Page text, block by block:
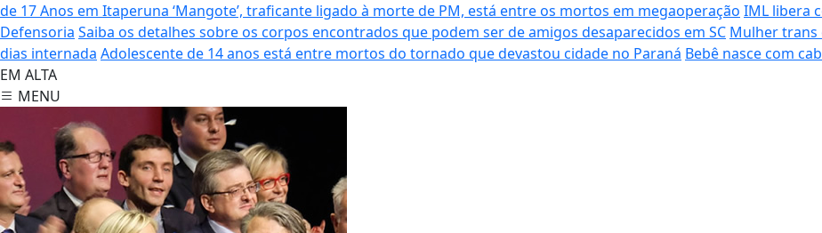
de 17 Anos em Itaperuna ‘Mangote’, traficante ligado à morte de PM, está entre os mortos em megaoperação IML libera
Defensoria Saiba os detalhes sobre os corpos encontrados que podem ser de amigos desaparecidos em SC Mulher trans
dias internada Adolescente de 14 anos está entre mortos do tornado que devastou cidade no Paraná Bebê nasce com
EM ALTA
MENU